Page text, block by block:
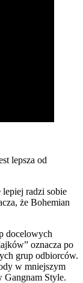
lepsza od
radzi sobie
że Bohemian
docelowych
oznacza po
grup odbiorców.
w mniejszym
Gangnam Style.